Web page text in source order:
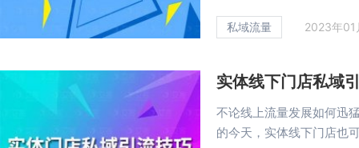
私域流量 2023年
实体线下门店私域
不论线上流量发展如何迅
的今天，实体线下门店也